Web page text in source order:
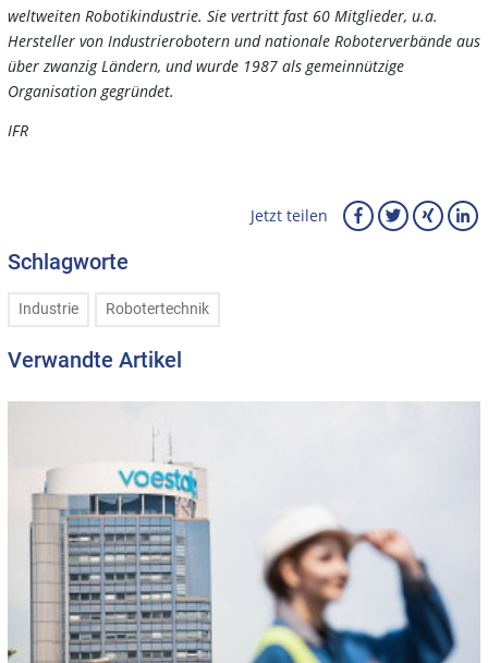
weltweiten Robotikindustrie. Sie vertritt fast 60 Mitglieder, u.a.
Hersteller von Industrierobotern und nationale Roboterverbände aus
über zwanzig Ländern, und wurde 1987 als gemeinnützige
Organisation gegründet.
IFR
Jetzt teilen
Schlagworte
Industrie Robotertechnik
Verwandte Artikel